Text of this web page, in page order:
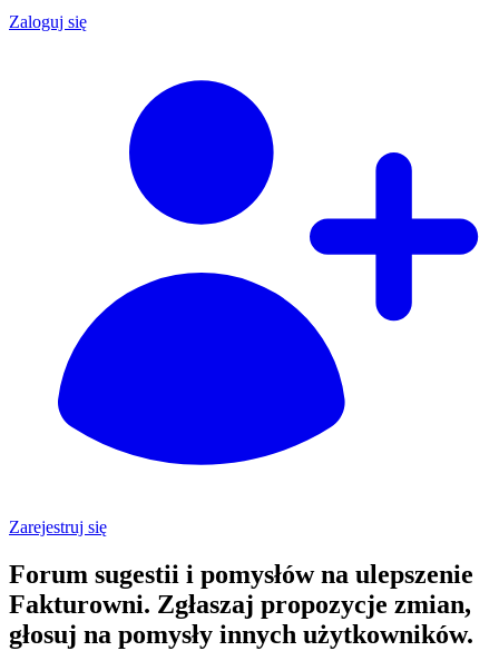
Zaloguj się
Zarejestruj się
Forum sugestii i pomysłów na ulepszenie
Fakturowni. Zgłaszaj propozycje zmian,
głosuj na pomysły innych użytkowników.